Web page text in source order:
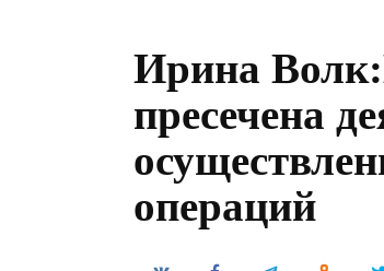
Ирина
пресечена
операций